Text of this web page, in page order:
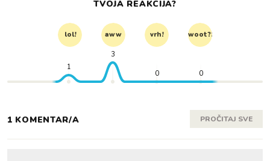
TVOJA REAKCIJA?
lol! aww vrh! woot?!
1
3
0 0
1 KOMENTAR/A PROČITAJ SVE